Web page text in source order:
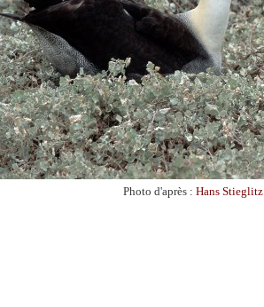
Photo d'après : Hans Stieglitz